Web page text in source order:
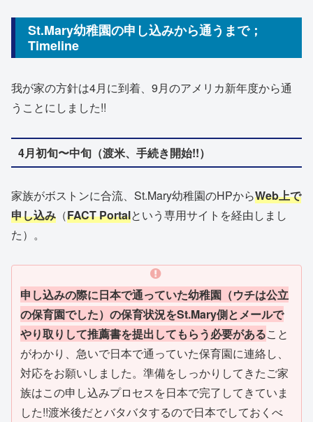
St.Mary幼稚園の申し込みから通うまで；
Timeline
我が家の方針は4月に到着、9月のアメリカ新年度から通
うことにしました!!
4月初旬〜中旬（渡米、手続き開始!!）
家族がボストンに合流、St.Mary幼稚園のHPからWeb上で
申し込み （FACT Portalという専用サイトを経由しまし
た）。
申し込みの際に日本で通っていた幼稚園（ウチは公立
の保育園でした）の保育状況をSt.Mary側とメールで
やり取りして推薦書を提出してもらう必要があること
がわかり、急いで日本で通っていた保育園に連絡し、
対応をお願いしました。準備をしっかりしてきたご家
族はこの申し込みプロセスを日本で完了してきていま
した!!渡米後だとバタバタするので日本でしておくべ